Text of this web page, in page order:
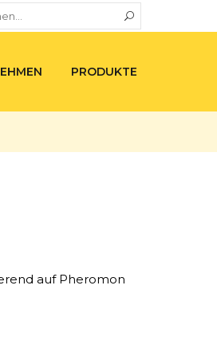
PRODUKTE
auf Pheromon